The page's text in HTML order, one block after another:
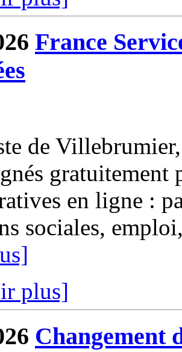
France
de
gratuitement
en ligne :
sociales,
plus]
Changement